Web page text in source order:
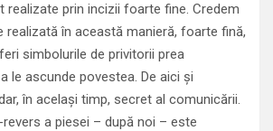
prin incizii foarte fine. Credem
realizată în această manieră, foarte fină,
simbolurile de privitorii prea
le ascunde povestea. De aici şi
în acelaşi timp, secret al comunicării.
a piesei – după noi – este